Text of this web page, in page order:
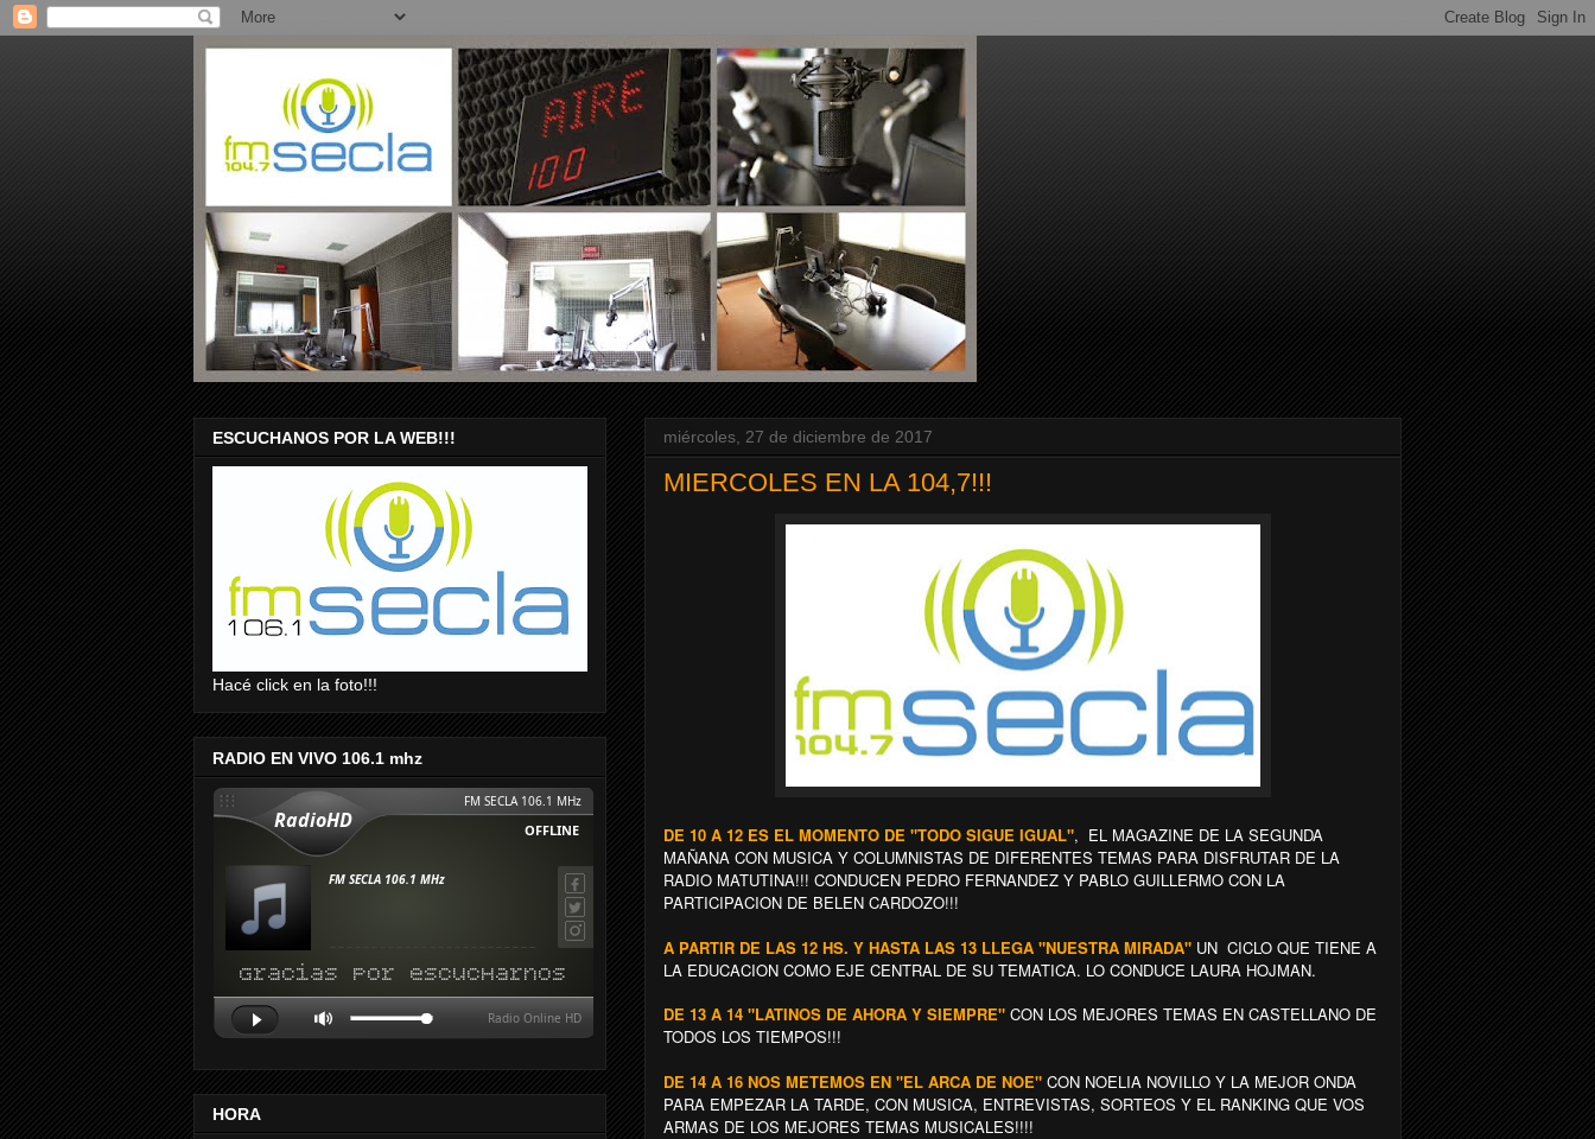
miércoles, 27 de diciembre de 2017
MIERCOLES EN LA 104,7!!!
DE 10 A 12 ES EL MOMENTO DE "TODO SIGUE IGUAL", EL MAGAZINE DE LA SEGUNDA
MAÑANA CON MUSICA Y COLUMNISTAS DE DIFERENTES TEMAS PARA DISFRUTAR DE LA
RADIO MATUTINA!!! CONDUCEN PEDRO FERNANDEZ Y PABLO GUILLERMO CON LA
PARTICIPACION DE BELEN CARDOZO!!!
A PARTIR DE LAS 12 HS. Y HASTA LAS 13 LLEGA "NUESTRA MIRADA" UN CICLO QUE TIENE A
LA EDUCACION COMO EJE CENTRAL DE SU TEMATICA. LO CONDUCE LAURA HOJMAN.
DE 13 A 14 "LATINOS DE AHORA Y SIEMPRE" CON LOS MEJORES TEMAS EN CASTELLANO DE
TODOS LOS TIEMPOS!!!
DE 14 A 16 NOS METEMOS EN "EL ARCA DE NOE" CON NOELIA NOVILLO Y LA MEJOR ONDA
PARA EMPEZAR LA TARDE, CON MUSICA, ENTREVISTAS, SORTEOS Y EL RANKING QUE VOS
ARMAS DE LOS MEJORES TEMAS MUSICALES!!!!
ESCUCHANOS POR LA WEB!!!
Hacé click en la foto!!!
RADIO EN VIVO 106.1 mhz
HORA